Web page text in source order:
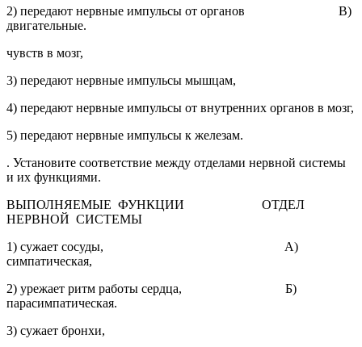
2) передают нервные импульсы от органов В)
двигательные.
чувств в мозг,
3) передают нервные импульсы мышцам,
4) передают нервные импульсы от внутренних органов в мозг,
5) передают нервные импульсы к железам.
. Установите соответствие между отделами нервной системы
и их функциями.
ВЫПОЛНЯЕМЫЕ ФУНКЦИИ ОТДЕЛ
НЕРВНОЙ СИСТЕМЫ
1) сужает сосуды, А)
симпатическая,
2) урежает ритм работы сердца, Б)
парасимпатическая.
3) сужает бронхи,